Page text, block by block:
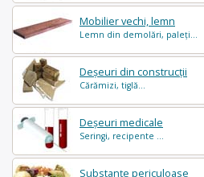
Mobilier vechi, lemn
Lemn din demolări, paleți...
Deșeuri din construcții
Cărămizi, tiglă...
Deșeuri medicale
Seringi, recipente ...
Substanțe periculoase